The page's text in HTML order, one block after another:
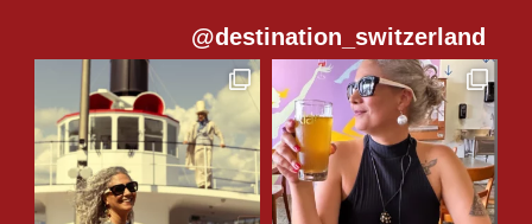
@destination_switzerland